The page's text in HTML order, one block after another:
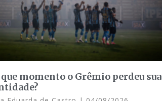
momento o Grêmio perdeu sua